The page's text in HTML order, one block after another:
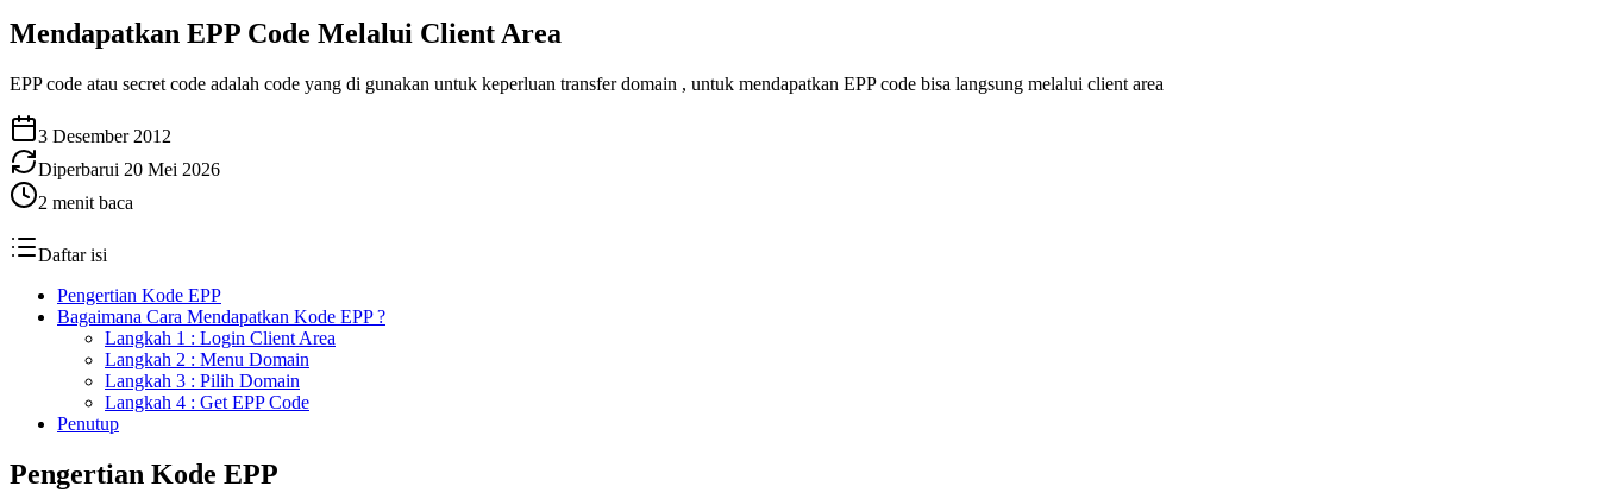
Mendapatkan EPP Code Melalui Client Area
EPP code atau secret code adalah code yang di gunakan untuk keperluan transfer domain , untuk mendapatkan EPP code bisa langsung melalui client area
3 Desember 2012
Diperbarui 20 Mei 2026
2 menit baca
Daftar isi
Pengertian Kode EPP
Bagaimana Cara Mendapatkan Kode EPP ?
Langkah 1 : Login Client Area
Langkah 2 : Menu Domain
Langkah 3 : Pilih Domain
Langkah 4 : Get EPP Code
Penutup
Pengertian Kode EPP